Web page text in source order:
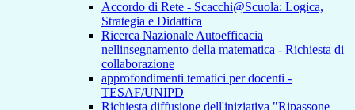
Accordo di Rete - Scacchi@Scuola: Logica,
Strategia e Didattica
Ricerca Nazionale Autoefficacia
nellinsegnamento della matematica - Richiesta di
collaborazione
approfondimenti tematici per docenti -
TESAF/UNIPD
Richiesta diffusione dell'iniziativa "Ripassone